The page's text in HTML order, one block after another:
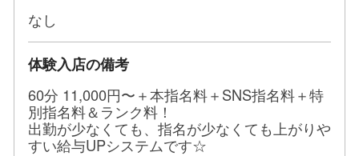
一緒にたくさんのお客様に「ありがとう」と言われ
る仕事をしませんか？
私達もお客さまも、アナタの力を必要としていま
す。
なし
体験入店の備考
60分 11,000円〜＋本指名料＋SNS指名料＋特
別指名料＆ランク料！
出勤が少なくても、指名が少なくても上がりや
すい給与UPシステムです☆